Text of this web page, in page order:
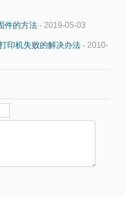
件的方法 - 2019-05-03
印机失败的解决办法 - 2010-